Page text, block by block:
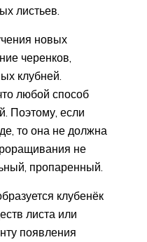
листьев.
новых
черенков,
клубней.
любой способ
Поэтому, если
то она не должна
не
пропаренный.
клубенёк
листа или
появления